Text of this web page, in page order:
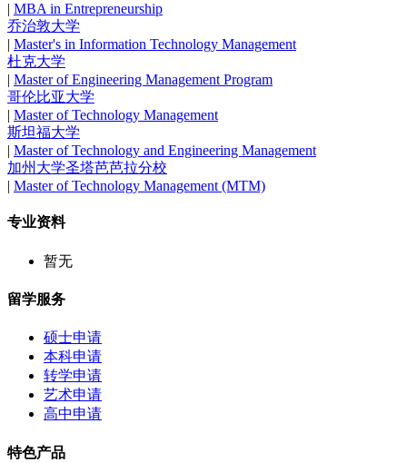
| MBA in Entrepreneurship
乔治敦大学
| Master's in Information Technology Management
杜克大学
| Master of Engineering Management Program
哥伦比亚大学
| Master of Technology Management
斯坦福大学
| Master of Technology and Engineering Management
加州大学圣塔芭芭拉分校
| Master of Technology Management (MTM)
专业资料
暂无
留学服务
硕士申请
本科申请
转学申请
艺术申请
高中申请
特色产品